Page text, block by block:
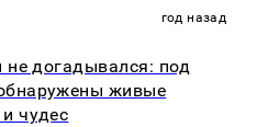
год назад
догадывался: под
живые
чудес